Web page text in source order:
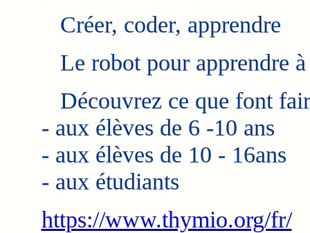
Créer, coder, apprendre
Le robot pour apprendre
Découvrez ce que font
- aux élèves de 6 -10 ans
- aux élèves de 10 - 16ans
- aux étudiants
https://www.thymio.org/fr/